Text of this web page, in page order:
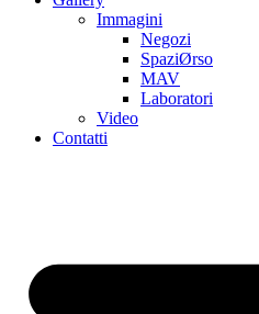
Immagini
Negozi
SpaziØrso
MAV
Laboratori
Video
Contatti